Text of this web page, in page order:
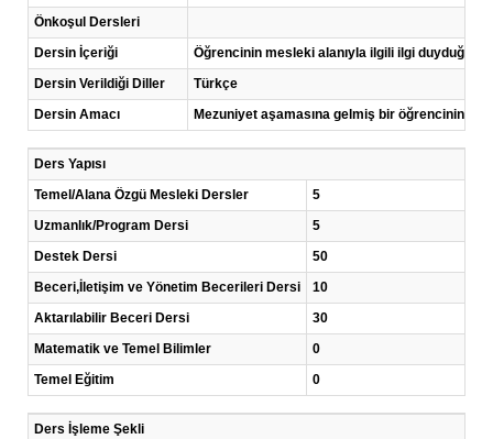
Önkoşul Dersleri
Dersin İçeriği
Öğrencinin mesleki alanıyla ilgili ilgi duyduğu
Dersin Verildiği Diller
Türkçe
Dersin Amacı
Mezuniyet aşamasına gelmiş bir öğrencinin
Ders Yapısı
Temel/Alana Özgü Mesleki Dersler
5
Uzmanlık/Program Dersi
5
Destek Dersi
50
Beceri,İletişim ve Yönetim Becerileri Dersi
10
Aktarılabilir Beceri Dersi
30
Matematik ve Temel Bilimler
0
Temel Eğitim
0
Ders İşleme Şekli